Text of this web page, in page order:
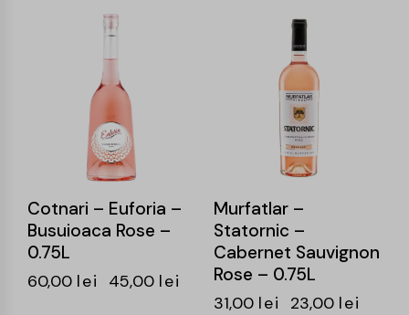
Cotnari – Euforia –
Busuioaca Rose –
0.75L
60,00 lei 45,00 lei
Murfatlar –
Statornic –
Cabernet Sauvignon
Rose – 0.75L
31,00 lei 23,00 lei